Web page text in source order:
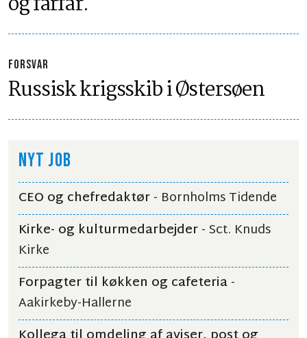
FORSVAR
Russisk krigsskib i Østersøen
NYT JOB
CEO og chefredaktør- Bornholms Tidende
Kirke- og kulturmedarbejder- Sct. Knuds
Kirke
Forpagter til køkken og cafeteria-
Aakirkeby-Hallerne